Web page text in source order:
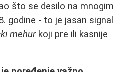
što se desilo na mnogim
godine - to je jasan signal
mehurkoji pre ili kasnije